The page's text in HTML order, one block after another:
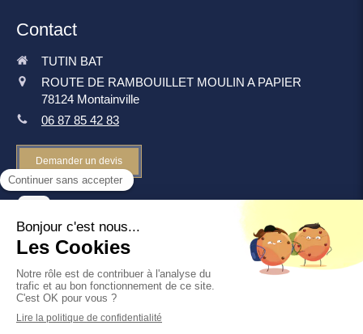
Contact
TUTIN BAT
ROUTE DE RAMBOUILLET MOULIN A PAPIER
78124 Montainville
06 87 85 42 83
Demander un devis
©2019 TUTIN BAT - Rénovation intérieure
Plan du site
Mentions légales